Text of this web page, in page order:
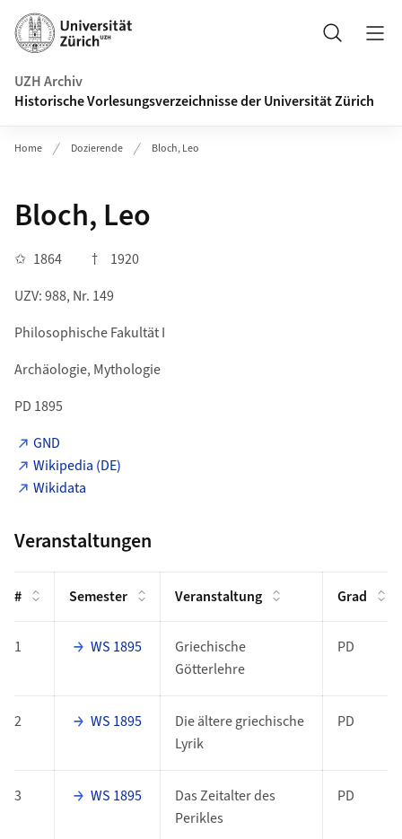
Navigation auf uzh.ch
Suche
UZH Archiv
Historische Vorlesungsverzeichnisse der Universität Zürich
Home Dozierende Bloch, Leo
Bloch, Leo
✩ 1864 †
1920
UZV: 988, Nr. 149
Philosophische Fakultät I
Archäologie, Mythologie
PD 1895
GND
Wikipedia (DE)
Wikidata
Veranstaltungen
# Semester Veranstaltung Grad
1 WS 1895
Griechische
Götterlehre
PD
2 WS 1895
Die ältere griechische
Lyrik
PD
3 WS 1895
Das Zeitalter des
Perikles
PD